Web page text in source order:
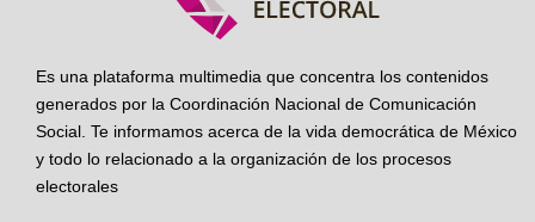
Es una plataforma multimedia que concentra los contenidos
generados por la Coordinación Nacional de Comunicación
Social. Te informamos acerca de la vida democrática de México
y todo lo relacionado a la organización de los procesos
electorales